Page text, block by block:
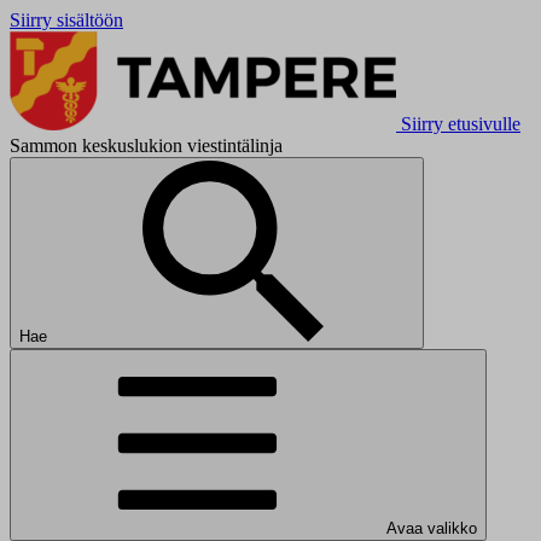
Siirry sisältöön
Siirry etusivulle
Sammon keskuslukion viestintälinja
Hae
Avaa valikko